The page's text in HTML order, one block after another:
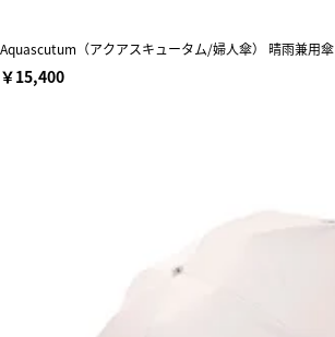
Aquascutum（アクアスキュータム/婦人傘） 晴雨兼用傘
￥15,400